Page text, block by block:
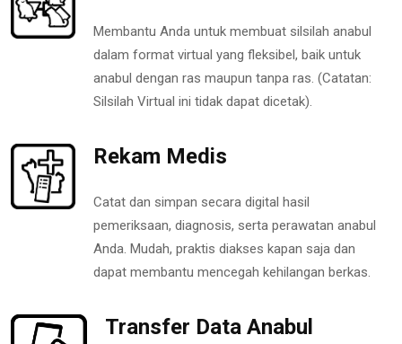
Membantu Anda untuk membuat silsilah anabul
dalam format virtual yang fleksibel, baik untuk
anabul dengan ras maupun tanpa ras. (Catatan:
Silsilah Virtual ini tidak dapat dicetak).
Rekam Medis
Catat dan simpan secara digital hasil
pemeriksaan, diagnosis, serta perawatan anabul
Anda. Mudah, praktis diakses kapan saja dan
dapat membantu mencegah kehilangan berkas.
Transfer Data Anabul